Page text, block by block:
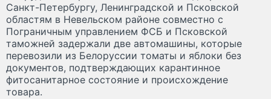
Санкт-Петербургу, Ленинградской и Псковской
областям в Невельском районе совместно с
Пограничным управлением ФСБ и Псковской
таможней задержали две автомашины, которые
перевозили из Белоруссии томаты и яблоки без
документов, подтверждающих карантинное
фитосанитарное состояние и происхождение
товара.